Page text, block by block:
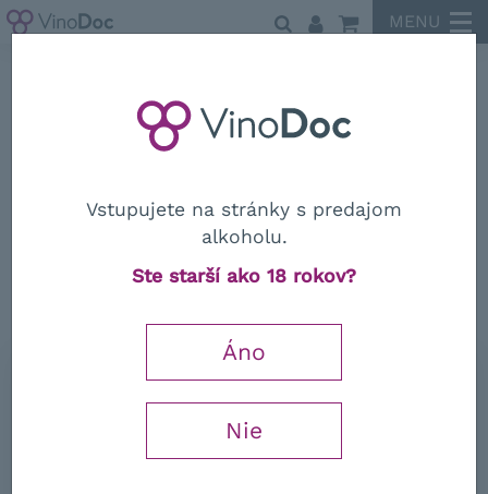
MENU
Peter Zemmer
−
Vstupujete na stránky s predajom
alkoholu.
Ste starší ako 18 rokov?
Áno
Nie